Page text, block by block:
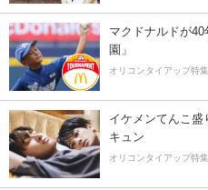
マクドナルドが
園」
オリコンタイアップ特集
イケメンてんこ盛
キュン
オリコンタイアップ特集